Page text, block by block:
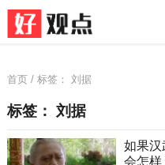
首页/ 标签： 刘据
标签： 刘据
如果汉
会怎样